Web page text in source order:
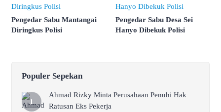
Pengedar Sabu Mantangai
Diringkus Polisi
Pengedar Sabu Desa Sei
Hanyo Dibekuk Polisi
Populer Sepekan
Ahmad Rizky Minta Perusahaan Penuhi Hak
Ratusan Eks Pekerja